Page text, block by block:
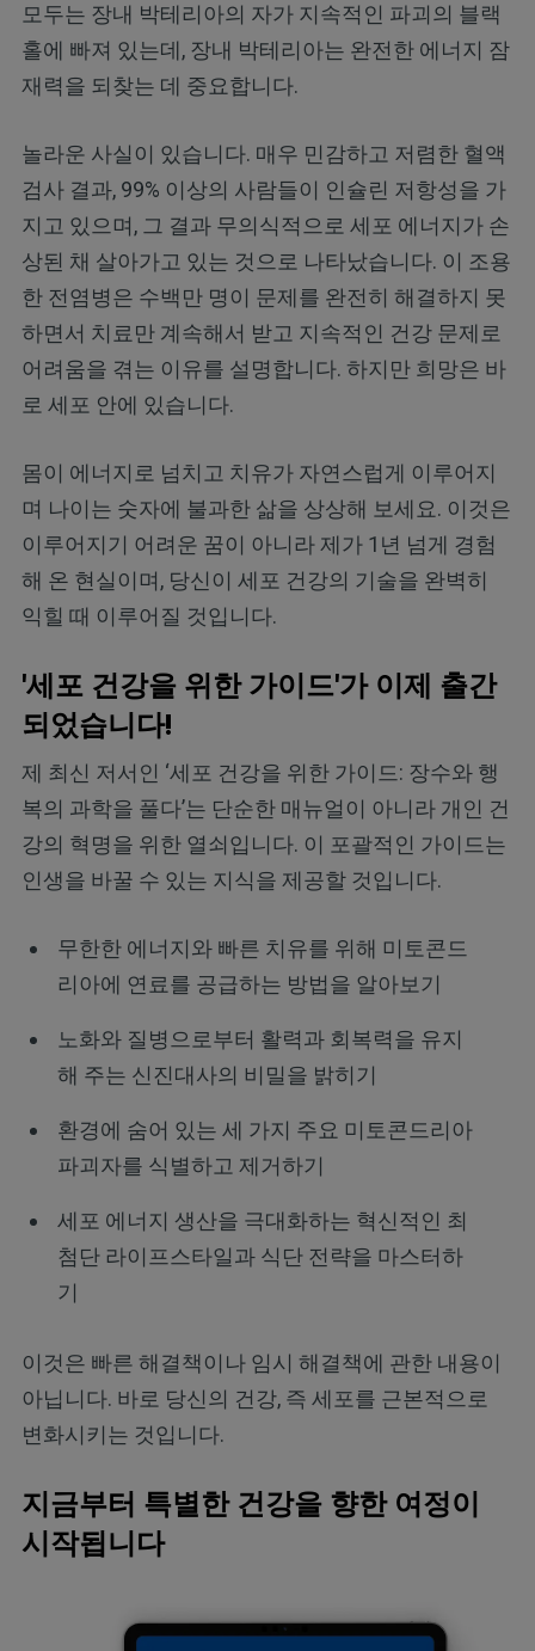
모두는 장내 박테리아의 자가 지속적인 파괴의 블랙
홀에 빠져 있는데, 장내 박테리아는 완전한 에너지 잠
재력을 되찾는 데 중요합니다.
놀라운 사실이 있습니다. 매우 민감하고 저렴한 혈액
검사 결과, 99% 이상의 사람들이 인슐린 저항성을 가
지고 있으며, 그 결과 무의식적으로 세포 에너지가 손
상된 채 살아가고 있는 것으로 나타났습니다. 이 조용
한 전염병은 수백만 명이 문제를 완전히 해결하지 못
하면서 치료만 계속해서 받고 지속적인 건강 문제로
어려움을 겪는 이유를 설명합니다. 하지만 희망은 바
로 세포 안에 있습니다.
몸이 에너지로 넘치고 치유가 자연스럽게 이루어지
며 나이는 숫자에 불과한 삶을 상상해 보세요. 이것은
이루어지기 어려운 꿈이 아니라 제가 1년 넘게 경험
해 온 현실이며, 당신이 세포 건강의 기술을 완벽히
익힐 때 이루어질 것입니다.
'세포 건강을 위한 가이드'가 이제 출간
되었습니다!
제 최신 저서인 ‘세포 건강을 위한 가이드: 장수와 행
복의 과학을 풀다’는 단순한 매뉴얼이 아니라 개인 건
강의 혁명을 위한 열쇠입니다. 이 포괄적인 가이드는
인생을 바꿀 수 있는 지식을 제공할 것입니다.
무한한 에너지와 빠른 치유를 위해 미토콘드
리아에 연료를 공급하는 방법을 알아보기
노화와 질병으로부터 활력과 회복력을 유지
해 주는 신진대사의 비밀을 밝히기
환경에 숨어 있는 세 가지 주요 미토콘드리아
파괴자를 식별하고 제거하기
세포 에너지 생산을 극대화하는 혁신적인 최
첨단 라이프스타일과 식단 전략을 마스터하
기
이것은 빠른 해결책이나 임시 해결책에 관한 내용이
아닙니다. 바로 당신의 건강, 즉 세포를 근본적으로
변화시키는 것입니다.
지금부터 특별한 건강을 향한 여정이
시작됩니다